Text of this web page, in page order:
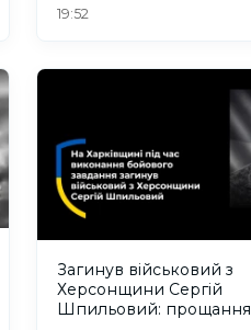
19:52
Загинув військовий з
Херсонщини Сергій
Шпильовий: прощання